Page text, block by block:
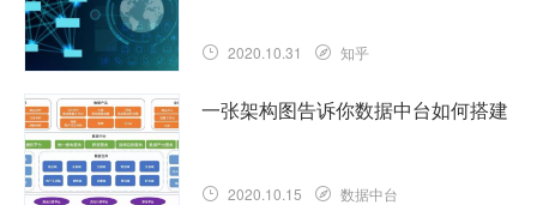
2020.10.31 知乎
一张架构图告诉你数据中台如何搭建
2020.10.15 数据中台